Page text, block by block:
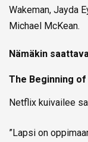
Wakeman, Jayda
Michael McKean.
Nämäkin
The Beginning
Netflix kuivailee
”Lapsi on